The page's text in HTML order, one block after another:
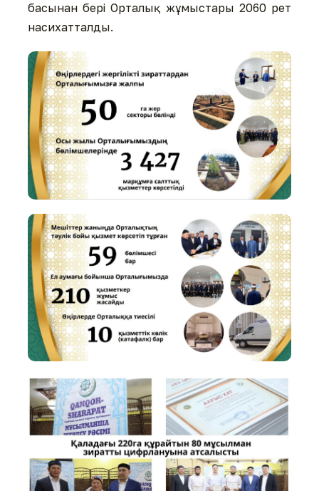
басынан бері Орталық жұмыстары 2060 рет
насихатталды.